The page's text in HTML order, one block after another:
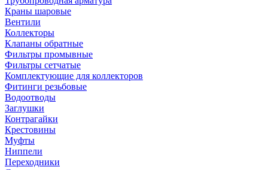
Краны шаровые
Вентили
Коллекторы
Клапаны обратные
Фильтры промывные
Фильтры сетчатые
Комплектующие для коллекторов
Фитинги резьбовые
Водоотводы
Заглушки
Контрагайки
Крестовины
Муфты
Ниппели
Переходники